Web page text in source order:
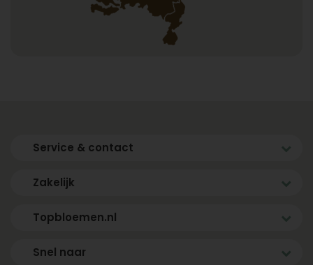
Service & contact
Zakelijk
Topbloemen.nl
Snel naar